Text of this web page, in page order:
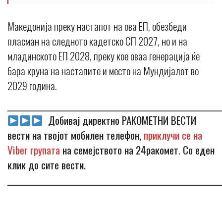
Македонија преку настапот на ова ЕП, обезбеди
пласман на следното кадетско СП 2027, но и на
младинското ЕП 2028, преку кое оваа генерација ќе
бара круна на настапите и место на Мундијалот во
2029 година.
Добивај директно РАКОМЕТНИ ВЕСТИ
вести на твојот мобилен телефон,приклучи се на
Viber групата на семејството на 24ракомет. Со еден
клик до сите вести.